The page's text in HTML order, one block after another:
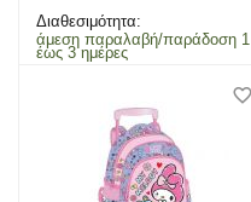
Διαθεσιμότητα:
άμεση παραλαβή/παράδοση 1
έως 3 ημέρες